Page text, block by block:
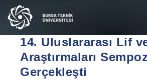
14. Uluslararası Lif
Araştırmaları
Gerçekleşti